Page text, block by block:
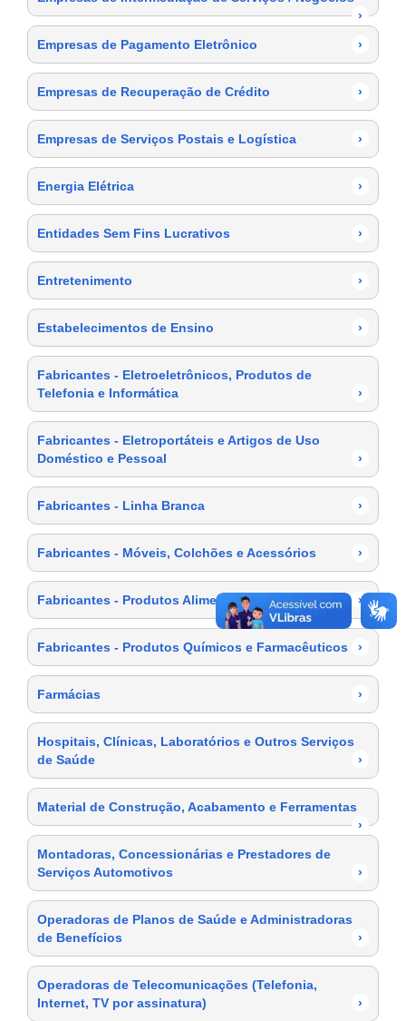
›
Empresas de Pagamento Eletrônico
›
Empresas de Recuperação de Crédito ›
Empresas de Serviços Postais e Logística ›
Energia Elétrica ›
Entidades Sem Fins Lucrativos ›
Entretenimento ›
Estabelecimentos de Ensino ›
Fabricantes - Eletroeletrônicos, Produtos de
Telefonia e Informática
›
Fabricantes - Eletroportáteis e Artigos de Uso
Doméstico e Pessoal
›
Fabricantes - Linha Branca ›
Fabricantes - Móveis, Colchões e Acessórios ›
Fabricantes - Produtos Alimentícios ›
Fabricantes - Produtos Químicos e Farmacêuticos ›
Farmácias ›
Hospitais, Clínicas, Laboratórios e Outros Serviços
de Saúde
›
Material de Construção, Acabamento e Ferramentas
›
Montadoras, Concessionárias e Prestadores de
Serviços Automotivos
›
Operadoras de Planos de Saúde e Administradoras
de Benefícios
›
Operadoras de Telecomunicações (Telefonia,
Internet, TV por assinatura)
›